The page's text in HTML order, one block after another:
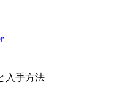
入手方法